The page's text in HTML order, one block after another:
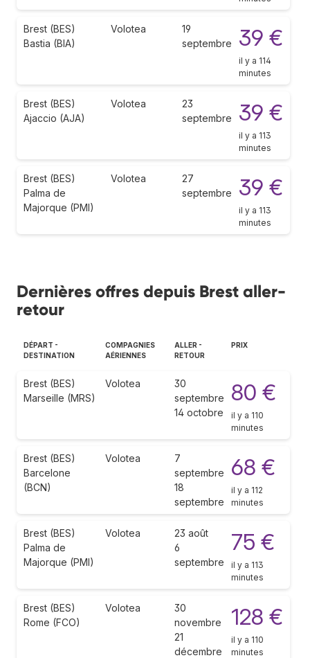
Brest (BES)
Bastia (BIA)
Volotea
19
septembre
39 €
il y a 114
minutes
Brest (BES)
Ajaccio (AJA)
Volotea
23
septembre
39 €
il y a 113
minutes
Brest (BES)
Palma de
Majorque (PMI)
Volotea
27
septembre
39 €
il y a 113
minutes
Dernières offres depuis Brest aller-
retour
DÉPART -
DESTINATION
COMPAGNIES
AÉRIENNES
ALLER -
RETOUR
PRIX
Brest (BES)
Marseille (MRS)
Volotea
30
septembre
14 octobre
80 €
il y a 110
minutes
Brest (BES)
Barcelone
(BCN)
Volotea
7
septembre
18
septembre
68 €
il y a 112
minutes
Brest (BES)
Palma de
Majorque (PMI)
Volotea
23 août
6
septembre
75 €
il y a 113
minutes
Brest (BES)
Rome (FCO)
Volotea
30
novembre
21
décembre
128 €
il y a 110
minutes